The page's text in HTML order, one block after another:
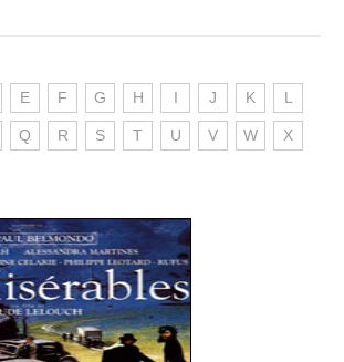
E F G H I J K L
Q R S T U V W X